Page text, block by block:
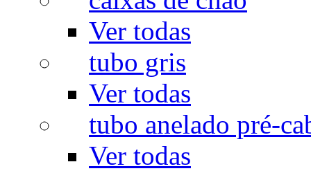
Ver todas
tubo gris
Ver todas
tubo anelado pré-
Ver todas